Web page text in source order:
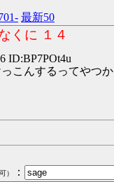
最新50
くに １４
ID:BP7POt4u
こんするってやつか
） ：